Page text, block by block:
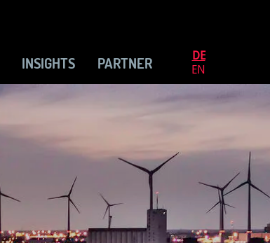
INSIGHTS PARTNER
DE
EN